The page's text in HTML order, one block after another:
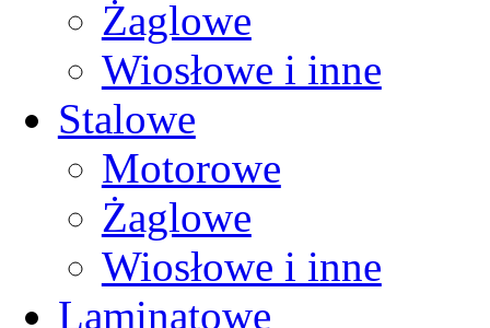
Żaglowe
Wiosłowe i inne
Stalowe
Motorowe
Żaglowe
Wiosłowe i inne
Laminatowe